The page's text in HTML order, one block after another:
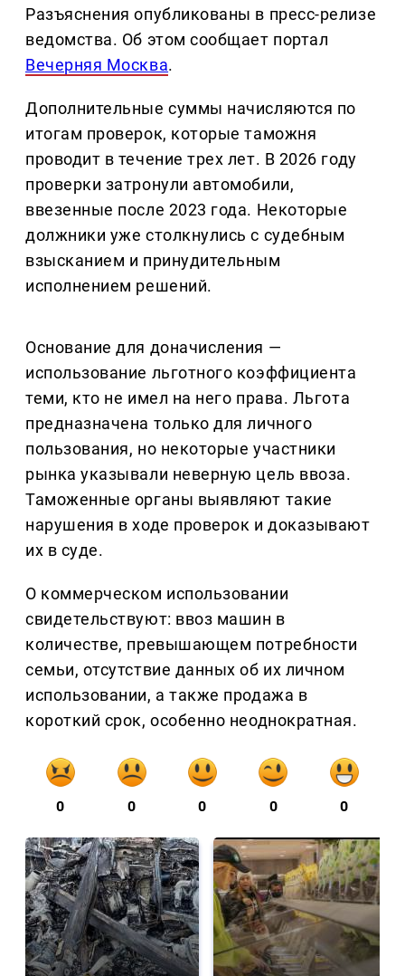
Разъяснения опубликованы в пресс-релизе
ведомства. Об этом сообщает портал
Вечерняя Москва.
Дополнительные суммы начисляются по
итогам проверок, которые таможня
проводит в течение трех лет. В 2026 году
проверки затронули автомобили,
ввезенные после 2023 года. Некоторые
должники уже столкнулись с судебным
взысканием и принудительным
исполнением решений.
Основание для доначисления —
использование льготного коэффициента
теми, кто не имел на него права. Льгота
предназначена только для личного
пользования, но некоторые участники
рынка указывали неверную цель ввоза.
Таможенные органы выявляют такие
нарушения в ходе проверок и доказывают
их в суде.
О коммерческом использовании
свидетельствуют: ввоз машин в
количестве, превышающем потребности
семьи, отсутствие данных об их личном
использовании, а также продажа в
короткий срок, особенно неоднократная.
0 0 0 0 0